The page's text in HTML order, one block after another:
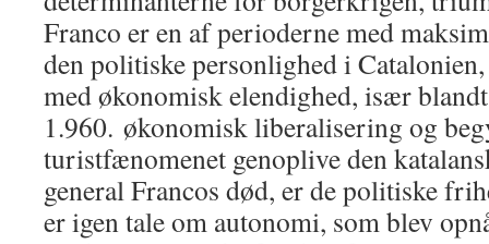
Franco er en af ​​perioderne med
den politiske personlighed i
med økonomisk elendighed, især
1.960. økonomisk liberalisering og
turistfænomenet genoplive den
general Francos død, er de politiske
er igen tale om autonomi, som blev